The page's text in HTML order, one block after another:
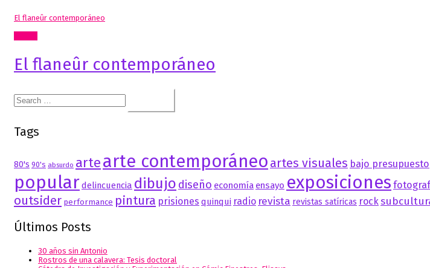
El flaneûr contemporáneo
El flaneûr contemporáneo
Search
for:
Tags
80's 90's absurdo artearte contemporáneo artes visuales bajo presupuesto
populardelincuencia dibujo diseño economía ensayo exposiciones
outsider performance pintura prisiones quinqui radio revista revistas satíricas rock
Últimos Posts
30 años sin Antonio
Rostros de una calavera: Tesis doctoral